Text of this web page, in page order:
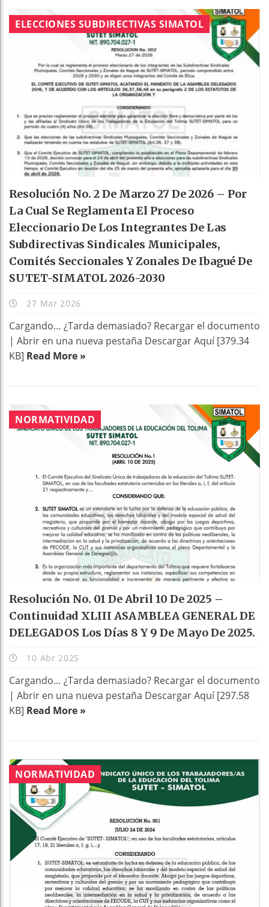
ELECCIONES SUBDIRECTIVAS SIMATOL
Resolución No. 2 De Marzo 27 De 2026 – Por
La Cual Se Reglamenta El Proceso
Eleccionario De Los Integrantes De Las
Subdirectivas Sindicales Municipales,
Comités Seccionales Y Zonales De Ibagué De
SUTET-SIMATOL 2026-2030
27 Mar 2026
Cargando… ¿Tarda demasiado? Recargar el documento
| Abrir en una nueva pestaña Descargar Aquí [379.34
KB] Read More »
NORMATIVIDAD
Resolución No. 01 De Abril 10 De 2025 –
Continuidad XLIII ASAMBLEA GENERAL DE
DELEGADOS Los Días 8 Y 9 De Mayo De 2025.
10 Abr 2025
Cargando… ¿Tarda demasiado? Recargar el documento
| Abrir en una nueva pestaña Descargar Aquí [297.58
KB] Read More »
NORMATIVIDAD